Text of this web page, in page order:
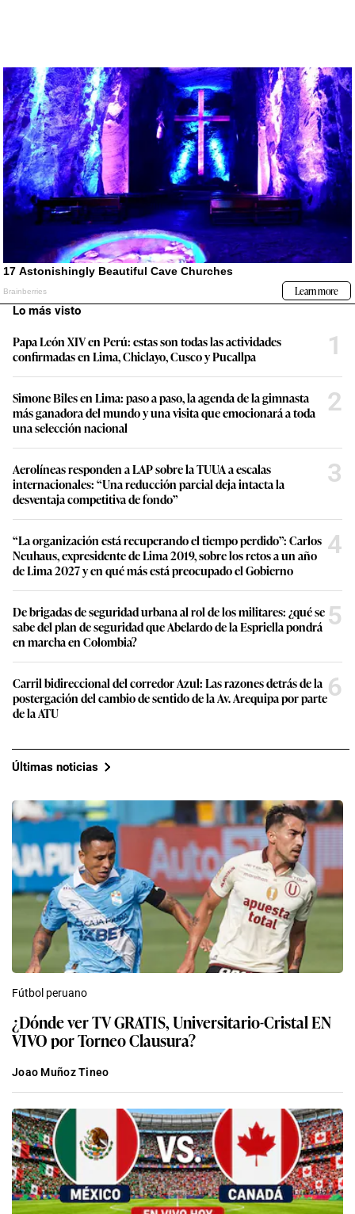
Lo más visto
Papa León XIV en Perú: estas son todas las actividades
confirmadas en Lima, Chiclayo, Cusco y Pucallpa
1
Simone Biles en Lima: paso a paso, la agenda de la gimnasta
más ganadora del mundo y una visita que emocionará a toda
una selección nacional
2
Aerolíneas responden a LAP sobre la TUUA a escalas
internacionales: “Una reducción parcial deja intacta la
desventaja competitiva de fondo”
3
“La organización está recuperando el tiempo perdido”: Carlos
Neuhaus, expresidente de Lima 2019, sobre los retos a un año
de Lima 2027 y en qué más está preocupado el Gobierno
4
De brigadas de seguridad urbana al rol de los militares: ¿qué se
sabe del plan de seguridad que Abelardo de la Espriella pondrá
en marcha en Colombia?
5
Carril bidireccional del corredor Azul: Las razones detrás de la
postergación del cambio de sentido de la Av. Arequipa por parte
de la ATU
6
Últimas noticias
Fútbol peruano
¿Dónde ver TV GRATIS, Universitario-Cristal EN
VIVO por Torneo Clausura?
Joao Muñoz Tineo